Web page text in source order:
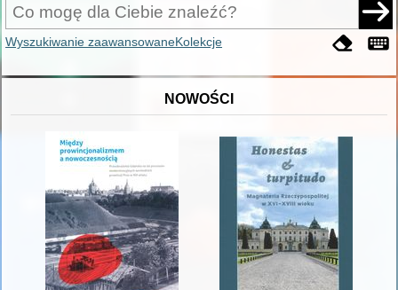
Wyszukiwanie zaawansowaneKolekcje
NOWOŚCI